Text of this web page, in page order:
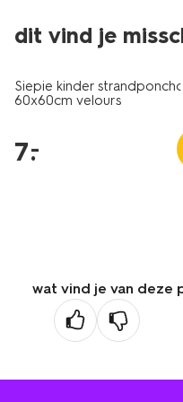
dit vind je
laag geprijsd
Siepie kinder strandponcho
60x60cm velours
7.
–
wat vind je van deze